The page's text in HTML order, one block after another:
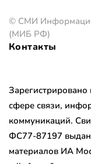
© СМИ
(МИБ РФ)
Контакты
сфере связи,
коммуникаций.
ФС77-87197
материалов ИА